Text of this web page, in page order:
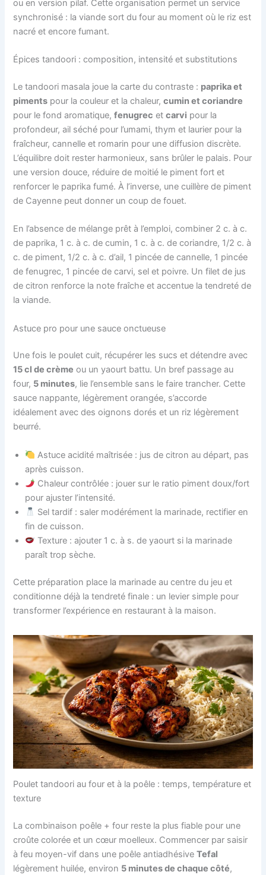
ou en version pilaf. Cette organisation permet un service
synchronisé : la viande sort du four au moment où le riz est
nacré et encore fumant.
Épices tandoori : composition, intensité et substitutions
Le tandoori masala joue la carte du contraste : paprika et
piments pour la couleur et la chaleur,cumin et coriandre
pour le fond aromatique,fenugrec etcarvi pour la
profondeur, ail séché pour l’umami, thym et laurier pour la
fraîcheur, cannelle et romarin pour une diffusion discrète.
L’équilibre doit rester harmonieux, sans brûler le palais. Pour
une version douce, réduire de moitié le piment fort et
renforcer le paprika fumé. À l’inverse, une cuillère de piment
de Cayenne peut donner un coup de fouet.
En l’absence de mélange prêt à l’emploi, combiner 2 c. à c.
de paprika, 1 c. à c. de cumin, 1 c. à c. de coriandre, 1/2 c. à
c. de piment, 1/2 c. à c. d’ail, 1 pincée de cannelle, 1 pincée
de fenugrec, 1 pincée de carvi, sel et poivre. Un filet de jus
de citron renforce la note fraîche et accentue la tendreté de
la viande.
Astuce pro pour une sauce onctueuse
Une fois le poulet cuit, récupérer les sucs et détendre avec
15 cl de crème ou un yaourt battu. Un bref passage au
four, 5 minutes, lie l’ensemble sans le faire trancher. Cette
sauce nappante, légèrement orangée, s’accorde
idéalement avec des oignons dorés et un riz légèrement
beurré.
Astuce acidité maîtrisée : jus de citron au départ, pas
après cuisson.
Chaleur contrôlée : jouer sur le ratio piment doux/fort
pour ajuster l’intensité.
Sel tardif : saler modérément la marinade, rectifier en
fin de cuisson.
Texture : ajouter 1 c. à s. de yaourt si la marinade
paraît trop sèche.
Cette préparation place la marinade au centre du jeu et
conditionne déjà la tendreté finale : un levier simple pour
transformer l’expérience en restaurant à la maison.
Poulet tandoori au four et à la poêle : temps, température et
texture
La combinaison poêle + four reste la plus fiable pour une
croûte colorée et un cœur moelleux. Commencer par saisir
à feu moyen-vif dans une poêle antiadhésiveTefal
légèrement huilée, environ 5 minutes de chaque côté,